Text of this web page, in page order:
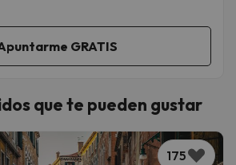
que te pueden gustar
175